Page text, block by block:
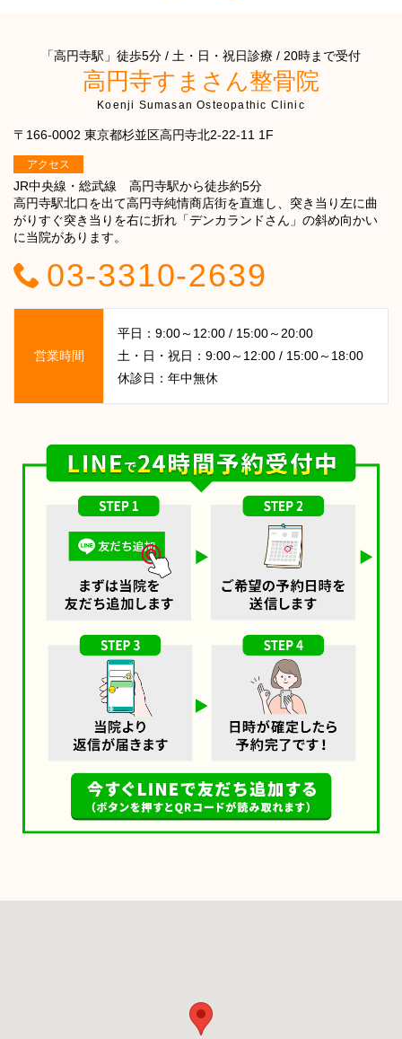
「高円寺駅」徒歩5分 / 土・日・祝日診療 / 20時まで受付
高円寺すまさん整骨院
Koenji Sumasan Osteopathic Clinic
〒166-0002 東京都杉並区高円寺北2-22-11 1F
アクセス
JR中央線・総武線 高円寺駅から徒歩約5分
高円寺駅北口を出て高円寺純情商店街を直進し、突き当り左に曲
がりすぐ突き当りを右に折れ「デンカランドさん」の斜め向かい
に当院があります。
03-3310-2639
営業時間
平日：9:00～12:00 / 15:00～20:00
土・日・祝日：9:00～12:00 / 15:00～18:00
休診日：年中無休